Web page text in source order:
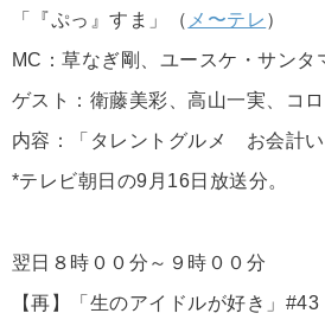
「『ぷっ』すま」（ メ〜テレ ）
MC：草なぎ剛、ユースケ・サンタ
ゲスト：衛藤美彩、高山一実、コ
内容：「タレントグルメ お会計い
*テレビ朝日の9月16日放送分。
翌日８時００分～９時００分
【再】「生のアイドルが好き」#43